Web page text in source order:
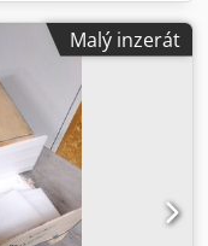
Malý inzerát